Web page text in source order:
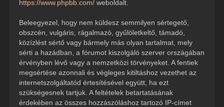
https://www.phpbb.com/weboldalt.
Beleegyezel, hogy nem küldesz semmilyen sértegető,
obszcén, vulgáris, rágalmazó, gyűlöletkeltő, támadó,
közízlést sértő vagy bármely más olyan tartalmat, mely
sérti a hazádban, a fórumot kiszolgáló szerver országában
érvényben lévő vagy a nemzetközi törvényeket. A fentiek
megsértése azonnali és végleges kitiltáshoz vezethet az
internetszolgáltatód értesítésével együtt, ha ezt
szükségesnek tartjuk. A feltételek betartatásának
érdekében az összes hozzászóláshoz tartozó IP-címet